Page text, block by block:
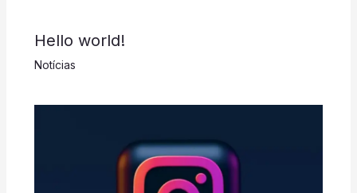
Hello world!
Notícias